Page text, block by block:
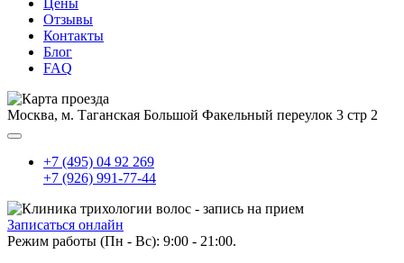
Цены
Отзывы
Контакты
Блог
FAQ
Москва, м. Таганская Большой Факельный переулок 3 стр 2
+7 (495) 04 92 269
+7 (926) 991-77-44
Записаться онлайн
Режим работы (Пн - Вс): 9:00 - 21:00.